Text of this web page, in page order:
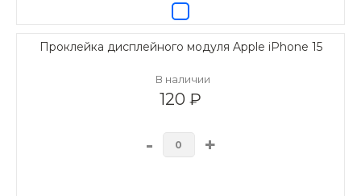
Проклейка дисплейного модуля Apple iPhone 15
В наличии
120 ₽
- +